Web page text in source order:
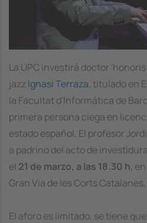
La UPC investirá doctor
jazz Ignasi Terraza, titulado en
la Facultat d'Informática de
primera persona ciega en
estado español. El profesor
a padrino del acto de
el 21 de marzo, a las 18.30 h,
Gran Via de les Corts
El aforo es limitado, se tiene